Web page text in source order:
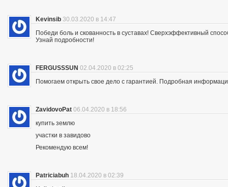
Kevinsib 30.03.2020 в 14:47
Победи боль и скованность в суставах! Сверхэффективный
Узнай подробности!
FERGUSSSUN 02.04.2020 в 02:25
Помогаем открыть свое дело с гарантией. Подробная
ZavidovoPat 06.04.2020 в 18:56
купить землю
участки в завидово
Рекомендую всем!
Patriciabuh 18.04.2020 в 02:39